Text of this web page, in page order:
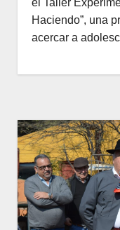
Haciendo”, una
acercar a